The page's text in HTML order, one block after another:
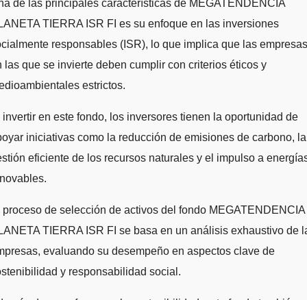
de las principales características de MEGATENDENCIA
TIERRA ISR FI es su enfoque en las inversiones
responsables (ISR), lo que implica que las empresas
las que se invierte deben cumplir con criterios éticos y
estrictos.
invertir en este fondo, los inversores tienen la oportunidad de
iniciativas como la reducción de emisiones de carbono, la
eficiente de los recursos naturales y el impulso a
proceso de selección de activos del fondo MEGATENDENCIA
TIERRA ISR FI se basa en un análisis exhaustivo de
evaluando su desempeño en aspectos clave de
y responsabilidad social.